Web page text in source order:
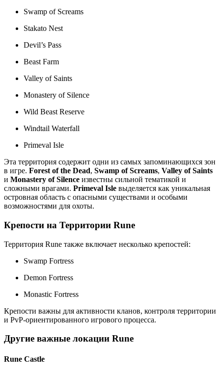
Swamp of Screams
Stakato Nest
Devil’s Pass
Beast Farm
Valley of Saints
Monastery of Silence
Wild Beast Reserve
Windtail Waterfall
Primeval Isle
Эта территория содержит одни из самых запоминающихся зон
в игре. Forest of the Dead, Swamp of Screams, Valley of Saints
и Monastery of Silence известны сильной тематикой и
сложными врагами. Primeval Isle выделяется как уникальная
островная область с опасными существами и особыми
возможностями для охоты.
Крепости на Территории Rune
Территория Rune также включает несколько крепостей:
Swamp Fortress
Demon Fortress
Monastic Fortress
Крепости важны для активности кланов, контроля территории
и PvP-ориентированного игрового процесса.
Другие важные локации Rune
Rune Castle